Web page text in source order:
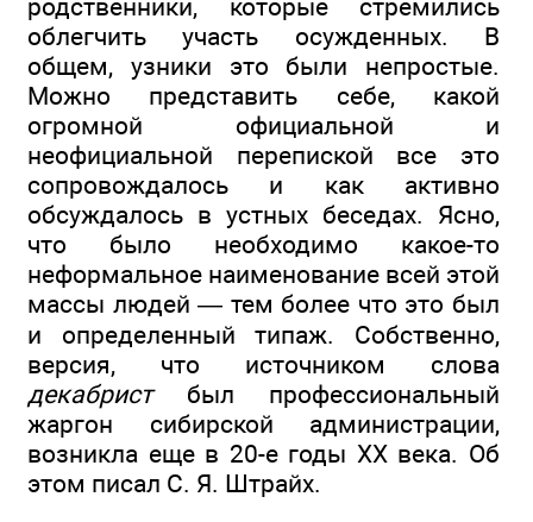
родственники, которые стремились
облегчить участь осужденных. В
общем, узники это были непростые.
Можно представить себе, какой
огромной официальной и
неофициальной перепиской все это
сопровождалось и как активно
обсуждалось в устных беседах. Ясно,
что было необходимо какое-то
неформальное наименование всей этой
массы людей — тем более что это был
и определенный типаж. Собственно,
версия, что источником слова
декабристбыл профессиональный
жаргон сибирской администрации,
возникла еще в 20-е годы XX века. Об
этом писал С. Я. Штрайх.